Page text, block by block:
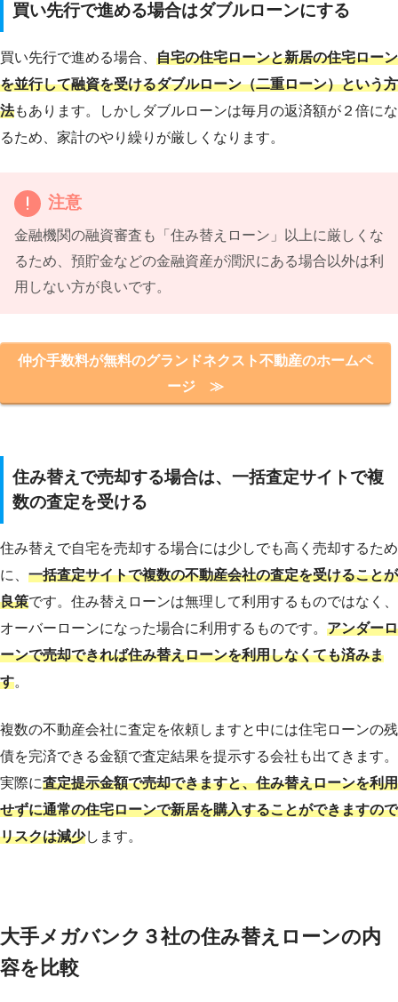
買い先行で進める場合はダブルローンにする
買い先行で進める場合、 自宅の住宅ローンと新居の住宅ローン
を並行して融資を受けるダブルローン（二重ローン）という方
法もあります。しかしダブルローンは毎月の返済額が２倍にな
るため、家計のやり繰りが厳しくなります。
注意
金融機関の融資審査も「住み替えローン」以上に厳しくな
るため、預貯金などの金融資産が潤沢にある場合以外は利
用しない方が良いです。
仲介手数料が無料のグランドネクスト不動産のホームペ
ージ ≫
住み替えで売却する場合は、一括査定サイトで複
数の査定を受ける
住み替えで自宅を売却する場合には少しでも高く売却するため
に、 一括査定サイトで複数の不動産会社の査定を受けることが
良策です。住み替えローンは無理して利用するものではなく、
オーバーローンになった場合に利用するものです。 アンダーロ
ーンで売却できれば住み替えローンを利用しなくても済みま
す。
複数の不動産会社に査定を依頼しますと中には住宅ローンの残
債を完済できる金額で査定結果を提示する会社も出てきます。
実際に査定提示金額で売却できますと、住み替えローンを利用
せずに通常の住宅ローンで新居を購入することができますので
リスクは減少します。
大手メガバンク３社の住み替えローンの内
容を比較